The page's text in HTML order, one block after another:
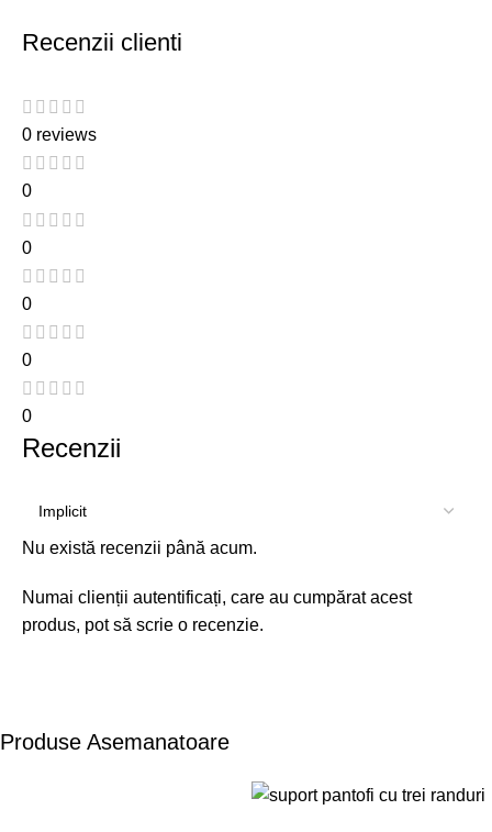
Recenzii clienti
0 reviews
0
0
0
0
0
Recenzii
Nu există recenzii până acum.
Numai clienții autentificați, care au cumpărat acest
produs, pot să scrie o recenzie.
Produse Asemanatoare